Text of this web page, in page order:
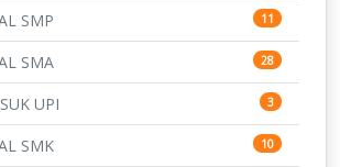
169
7
4
133
SMP 11
SMA 28
UPI 3
SMK 10